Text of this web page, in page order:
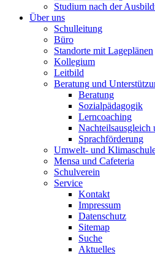
Studium nach der
Über uns
Schulleitung
Büro
Standorte mit Lageplänen
Kollegium
Leitbild
Beratung und
Beratung
Sozialpädagogik
Lerncoaching
Nachteilsausgleich
Sprachförderung
Umwelt- und
Mensa und Cafeteria
Schulverein
Service
Kontakt
Impressum
Datenschutz
Sitemap
Suche
Aktuelles